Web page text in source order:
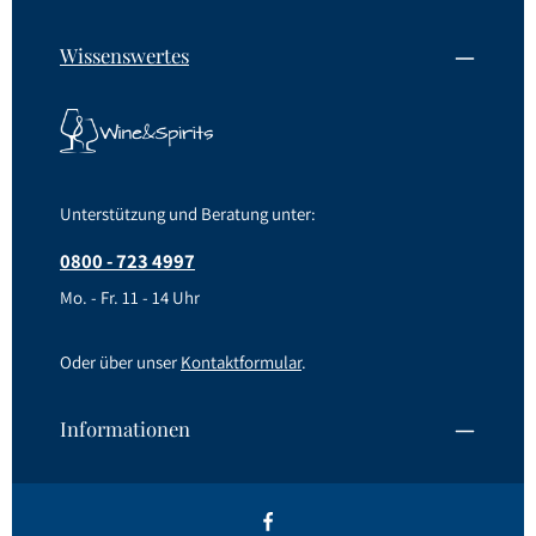
Wissenswertes
Unterstützung und Beratung unter:
0800 - 723 4997
Mo. - Fr. 11 - 14 Uhr
Oder über unser Kontaktformular.
Informationen